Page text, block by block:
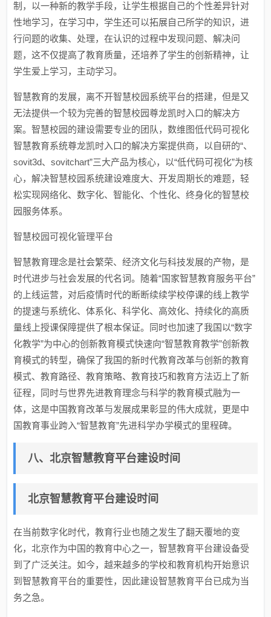
制，以一种新的教学手段，让学生根据自己的个性差异针对
性地学习，在学习中，学生还可以拓展自己所学的知识，进
行问题的收集、处理，在认识的过程中发现问题、解决问
题，这不仅提高了教育质量，还培养了学生的创新精神，让
学生爱上学习，主动学习。
智慧教育的发展，离不开智慧校园系统平台的搭建，但是又
无法提供一个较为完善的智慧校园尊龙凯时入口的解决方
案。智慧校园的建设需要专业的团队，数维图低代码可视化
智慧教育系统尊龙凯时入口的解决方案提供商，以自研的“、
sovit3d、sovitchart”三大产品为核心，以“低代码可视化”为核
心，解决智慧校园系统建设难度大、开发周期长的难题，轻
松实现网络化、数字化、智能化、个性化、终身化的智慧校
园服务体系。
智慧校园可视化管理平台
智慧教育理念是社会繁荣、经济文化与科技发展的产物，是
时代进步与社会发展的代名词。随着“国家智慧教育服务平台”
的上线运营，对后疫情时代的断断续续学校停课的线上教学
的提速与系统化、体系化、科学化、高效化、持续化的高质
量线上授课保障提供了根本保证。同时也加速了我国以“数字
化教学”为中心的创新教育模式快速向“智慧教育教学”创新教
育模式的转型，确保了我国的新时代教育改革与创新的教育
模式、教育路径、教育策略、教育技巧和教育方法迈上了新
征程，同时与世界先进教育理念与科学的教育模式融为一
体，这是中国教育改革与发展成果彰显的伟大成就，更是中
国教育事业跨入“智慧教育”先进科学办学模式的里程碑。
八、北京智慧教育平台建设时间
北京智慧教育平台建设时间
在当前数字化时代，教育行业也随之发生了翻天覆地的变
化，北京作为中国的教育中心之一，智慧教育平台建设备受
到了广泛关注。如今，越来越多的学校和教育机构开始意识
到智慧教育平台的重要性，因此建设智慧教育平台已成为当
务之急。